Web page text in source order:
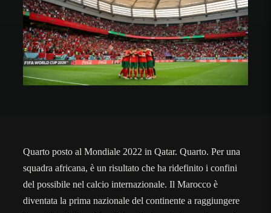
Quarto posto al Mondiale 2022 in Qatar. Quarto. Per una
squadra africana, è un risultato che ha ridefinito i confini
del possibile nel calcio internazionale. Il Marocco è
diventata la prima nazionale del continente a raggiungere